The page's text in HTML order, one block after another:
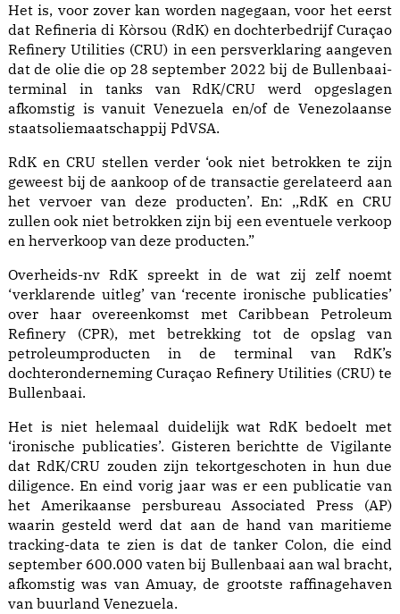
Het is, voor zover kan worden nagegaan, voor het eerst
dat Refineria di Kòrsou (RdK) en dochterbedrijf Curaçao
Refinery Utilities (CRU) in een persverklaring aangeven
dat de olie die op 28 september 2022 bij de Bullenbaai-
terminal in tanks van RdK/CRU werd opgeslagen
afkomstig is vanuit Venezuela en/of de Venezolaanse
staatsoliemaatschappij PdVSA.
RdK en CRU stellen verder ‘ook niet betrokken te zijn
geweest bij de aankoop of de transactie gerelateerd aan
het vervoer van deze producten’. En: ,,RdK en CRU
zullen ook niet betrokken zijn bij een eventuele verkoop
en herverkoop van deze producten.”
Overheids-nv RdK spreekt in de wat zij zelf noemt
‘verklarende uitleg’ van ‘recente ironische publicaties’
over haar overeenkomst met Caribbean Petroleum
Refinery (CPR), met betrekking tot de opslag van
petroleumproducten in de terminal van RdK’s
dochteronderneming Curaçao Refinery Utilities (CRU) te
Bullenbaai.
Het is niet helemaal duidelijk wat RdK bedoelt met
‘ironische publicaties’. Gisteren berichtte de Vigilante
dat RdK/CRU zouden zijn tekortgeschoten in hun due
diligence. En eind vorig jaar was er een publicatie van
het Amerikaanse persbureau Associated Press (AP)
waarin gesteld werd dat aan de hand van maritieme
tracking-data te zien is dat de tanker Colon, die eind
september 600.000 vaten bij Bullenbaai aan wal bracht,
afkomstig was van Amuay, de grootste raffinagehaven
van buurland Venezuela.